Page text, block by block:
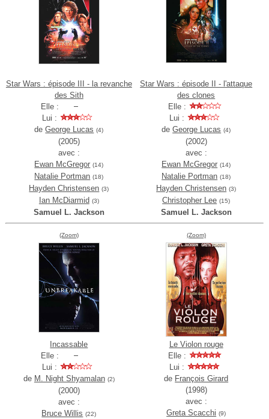
Star Wars : épisode III - la revanche
des Sith
Elle :
Lui :
deGeorge Lucas (4)
(2005)
avec :
Ewan McGregor (14)
Natalie Portman (18)
Hayden Christensen (3)
Ian McDiarmid (3)
Samuel L. Jackson
Star Wars : épisode II - l'attaque
des clones
Elle :
Lui :
deGeorge Lucas (4)
(2002)
avec :
Ewan McGregor (14)
Natalie Portman (18)
Hayden Christensen (3)
Christopher Lee (15)
Samuel L. Jackson
(Zoom)
Incassable
Elle :
Lui :
de M. Night Shyamalan (2)
(2000)
avec :
Bruce Willis (22)
(Zoom)
Le Violon rouge
Elle :
Lui :
de François Girard
(1998)
avec :
Greta Scacchi (9)